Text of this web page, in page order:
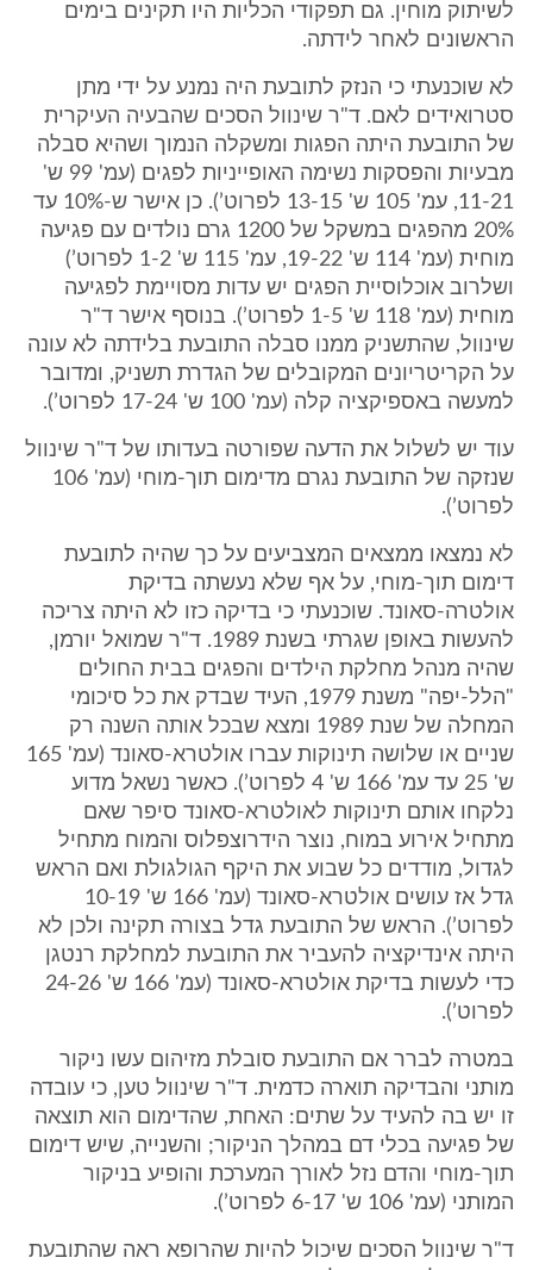
לשיתוק מוחין. גם תפקודי הכליות היו תקינים בימים
הראשונים לאחר לידתה.
לא שוכנעתי כי הנזק לתובעת היה נמנע על ידי מתן
סטרואידים לאם. ד"ר שינוול הסכים שהבעיה העיקרית
של התובעת היתה הפגות ומשקלה הנמוך ושהיא סבלה
מבעיות והפסקות נשימה האופייניות לפגים (עמ' 99 ש'
11-21, עמ' 105 ש' 13-15 לפרוט’). כן אישר ש-10% עד
20% מהפגים במשקל של 1200 גרם נולדים עם פגיעה
מוחית (עמ' 114 ש' 19-22, עמ' 115 ש' 1-2 לפרוט’)
ושלרוב אוכלוסיית הפגים יש עדות מסויימת לפגיעה
מוחית (עמ' 118 ש' 1-5 לפרוט’). בנוסף אישר ד"ר
שינוול, שהתשניק ממנו סבלה התובעת בלידתה לא עונה
על הקריטריונים המקובלים של הגדרת תשניק, ומדובר
למעשה באספיקציה קלה (עמ' 100 ש' 17-24 לפרוט’).
עוד יש לשלול את הדעה שפורטה בעדותו של ד"ר שינוול
שנזקה של התובעת נגרם מדימום תוך-מוחי (עמ' 106
לפרוט’).
לא נמצאו ממצאים המצביעים על כך שהיה לתובעת
דימום תוך-מוחי, על אף שלא נעשתה בדיקת
אולטרה-סאונד. שוכנעתי כי בדיקה כזו לא היתה צריכה
להעשות באופן שגרתי בשנת 1989. ד"ר שמואל יורמן,
שהיה מנהל מחלקת הילדים והפגים בבית החולים
"הלל-יפה" משנת 1979, העיד שבדק את כל סיכומי
המחלה של שנת 1989 ומצא שבכל אותה השנה רק
שניים או שלושה תינוקות עברו אולטרא-סאונד (עמ' 165
ש' 25 עד עמ' 166 ש' 4 לפרוט’). כאשר נשאל מדוע
נלקחו אותם תינוקות לאולטרא-סאונד סיפר שאם
מתחיל אירוע במוח, נוצר הידרוצפלוס והמוח מתחיל
לגדול, מודדים כל שבוע את היקף הגולגולת ואם הראש
גדל אז עושים אולטרא-סאונד (עמ' 166 ש' 10-19
לפרוט’). הראש של התובעת גדל בצורה תקינה ולכן לא
היתה אינדיקציה להעביר את התובעת למחלקת רנטגן
כדי לעשות בדיקת אולטרא-סאונד (עמ' 166 ש' 24-26
לפרוט’).
במטרה לברר אם התובעת סובלת מזיהום עשו ניקור
מותני והבדיקה תוארה כדמית. ד"ר שינוול טען, כי עובדה
זו יש בה להעיד על שתים: האחת, שהדימום הוא תוצאה
של פגיעה בכלי דם במהלך הניקור; והשנייה, שיש דימום
תוך-מוחי והדם נזל לאורך המערכת והופיע בניקור
המותני (עמ' 106 ש' 6-17 לפרוט’).
ד"ר שינוול הסכים שיכול להיות שהרופא ראה שהתובעת